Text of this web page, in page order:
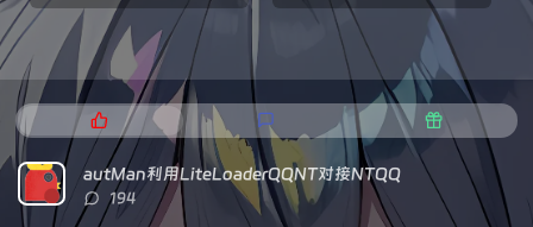
热
门
文
章
新
评
论
随
机
autMan利用LiteLoaderQQNT对接NTQQ
评
194